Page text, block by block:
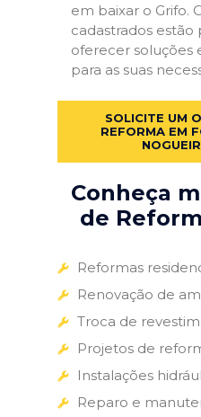
em baixar o Grifo.
cadastrados estão
oferecer soluções
para as suas
SOLICITE UM
REFORMA EM
Conheça
de
Reformas
Renovação de
Troca de
Projetos de
Instalações
Reparo e